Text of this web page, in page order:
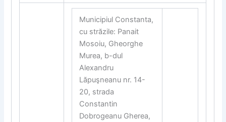
Municipiul Constanta,
cu străzile: Panait
Mosoiu, Gheorghe
Murea, b-dul
Alexandru
Lăpuşneanu nr. 14-
20, strada
Constantin
Dobrogeanu Gherea,